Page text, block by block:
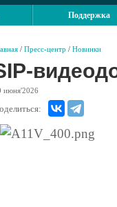
Поддержка
/ Пресс-центр / Новинки
июня'2026